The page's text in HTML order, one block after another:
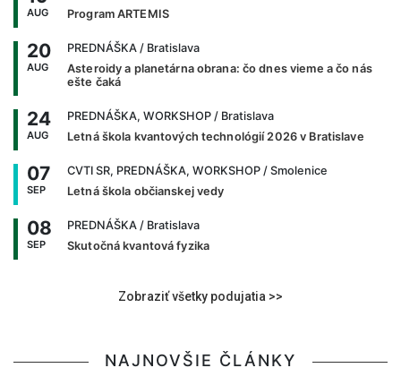
AUG
Program ARTEMIS
20
AUG
PREDNÁŠKA / Bratislava
Asteroidy a planetárna obrana: čo dnes vieme a čo nás
ešte čaká
24
AUG
PREDNÁŠKA, WORKSHOP / Bratislava
Letná škola kvantových technológií 2026 v Bratislave
07
SEP
CVTI SR, PREDNÁŠKA, WORKSHOP / Smolenice
Letná škola občianskej vedy
08
SEP
PREDNÁŠKA / Bratislava
Skutočná kvantová fyzika
Zobraziť všetky podujatia >>
NAJNOVŠIE ČLÁNKY